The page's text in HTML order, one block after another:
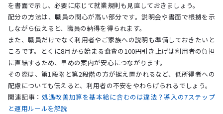
を書面で示し、必要に応じて就業規則も見直しておきましょう。
配分の方法は、職員の関心が高い部分です。説明会や書面で根拠を示
しながら伝えると、職員の納得を得られます。
また、職員だけでなく利用者やご家族への説明も準備しておきたいと
ころです。とくに8月から始まる食費の100円引き上げは利用者の負担
に直結するため、早めの案内が安心につながります。
その際は、第1段階と第2段階の方が据え置かれるなど、低所得者への
配慮についても伝えると、利用者の不安をやわらげられるでしょう。
関連記事：処遇改善加算を基本給に含むのは違法？導入の7ステップ
と運用ルールを解説